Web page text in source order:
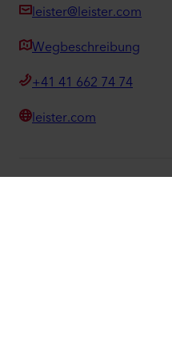
leister@leister.com
Wegbeschreibung
+41 41 662 74 74
leister.com